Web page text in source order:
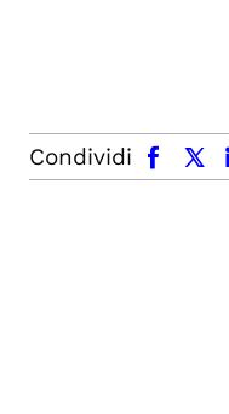
Condividi
facebook x.com linkedin